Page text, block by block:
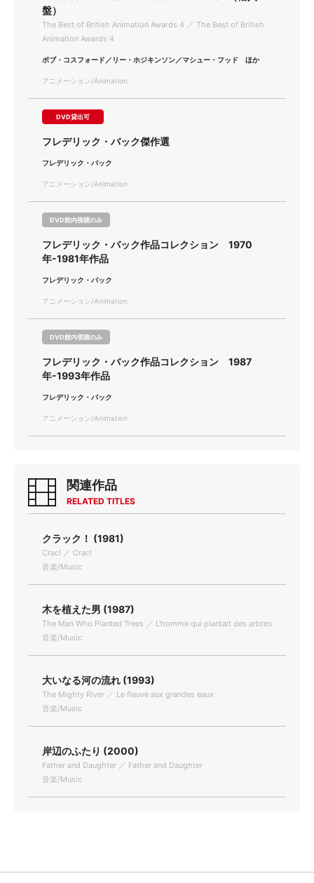
盤）
The Best of British Animation Awards 4 ／ The Best of British
Animation Awards 4
ボブ・コスフォード／リー・ホジキンソン／マシュー・フッド ほか
アニメーション/Animation
DVD貸出可
フレデリック・バック傑作選
フレデリック・バック
アニメーション/Animation
DVD館内視聴のみ
フレデリック・バック作品コレクション 1970
年-1981年作品
フレデリック・バック
アニメーション/Animation
DVD館内視聴のみ
フレデリック・バック作品コレクション 1987
年-1993年作品
フレデリック・バック
アニメーション/Animation
関連作品
RELATED TITLES
クラック！ (1981)
Crac! ／ Crac!
音楽/Music
木を植えた男 (1987)
The Man Who Planted Trees ／ L'homme qui plantait des arbres
音楽/Music
大いなる河の流れ (1993)
The Mighty River ／ Le fleuve aux grandes eaux
音楽/Music
岸辺のふたり (2000)
Father and Daughter ／ Father and Daughter
音楽/Music